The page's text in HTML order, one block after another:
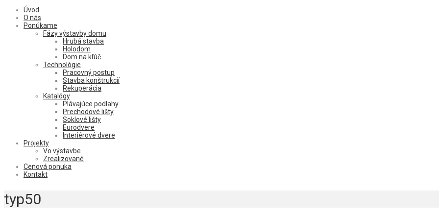
Úvod
O nás
Ponúkame
Fázy výstavby domu
Hrubá stavba
Holodom
Dom na kľúč
Technológie
Pracovný postup
Stavba konštrukcií
Rekuperácia
Katalógy
Plávajúce podlahy
Prechodové lišty
Soklové lišty
Eurodvere
Interiérové dvere
Projekty
Vo výstavbe
Zrealizované
Cenová ponuka
Kontakt
typ50